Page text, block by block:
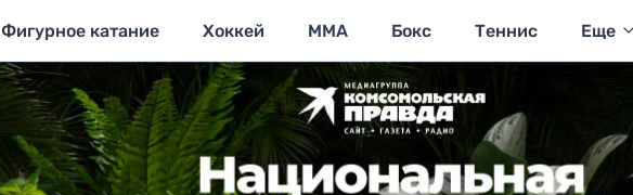
Фигурное катание Хоккей MMA Бокс Теннис Еще